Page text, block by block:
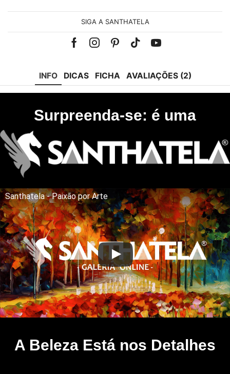
SIGA A SANTHATELA
FacebookInstagramPinterest
Tik-Youtube
INFO DICAS FICHA AVALIAÇÕES (2)
Surpreenda-se: é uma
Santhatela - Paixão por Arte
A Beleza Está nos Detalhes